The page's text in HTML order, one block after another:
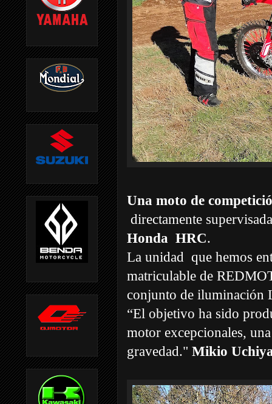
Una moto de
directamente
Honda HRC.
La unidad que hemos
matriculable de
conjunto de iluminación
“El objetivo ha sido
motor excepcionales,
gravedad." Mikio